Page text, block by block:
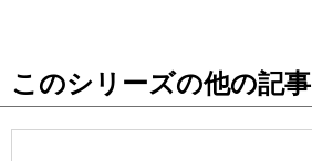
東京
このシリーズの他の記事